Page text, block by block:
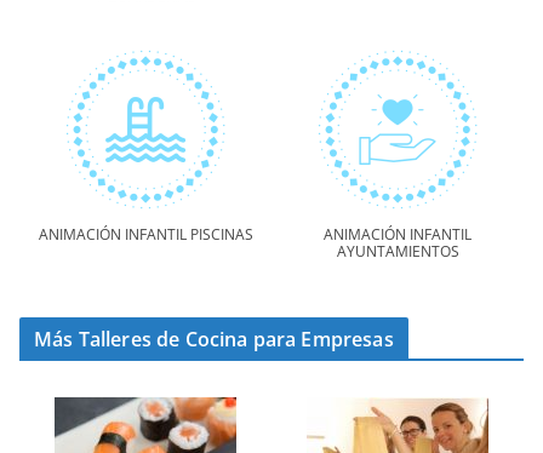
ANIMACIÓN INFANTIL PISCINAS
ANIMACIÓN INFANTIL
AYUNTAMIENTOS
Más Talleres de Cocina para Empresas